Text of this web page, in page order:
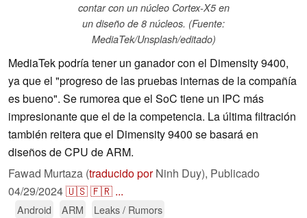
contar con un núcleo Cortex-X5 en
un diseño de 8 núcleos. (Fuente:
MediaTek/Unsplash/editado)
MediaTek podría tener un ganador con el Dimensity 9400,
ya que el "progreso de las pruebas internas de la compañía
es bueno". Se rumorea que el SoC tiene un IPC más
impresionante que el de la competencia. La última filtración
también reitera que el Dimensity 9400 se basará en
diseños de CPU de ARM.
Fawad Murtaza (traducido porNinh Duy), Publicado
04/29/2024🇺🇸🇫🇷 ...
Android ARM Leaks / Rumors